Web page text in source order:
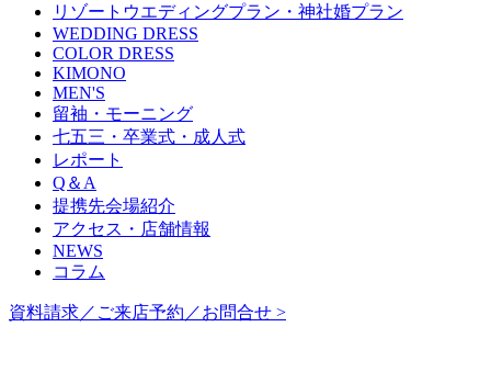
リゾートウエディングプラン・神社婚プラン
WEDDING DRESS
COLOR DRESS
KIMONO
MEN'S
留袖・モーニング
七五三・卒業式・成人式
レポート
Q＆A
提携先会場紹介
アクセス・店舗情報
NEWS
コラム
資料請求／ご来店予約／お問合せ >